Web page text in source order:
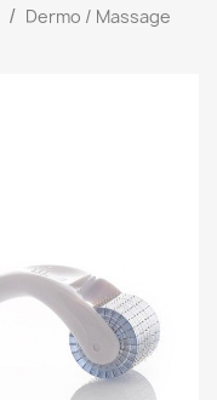
Dermo / Massage